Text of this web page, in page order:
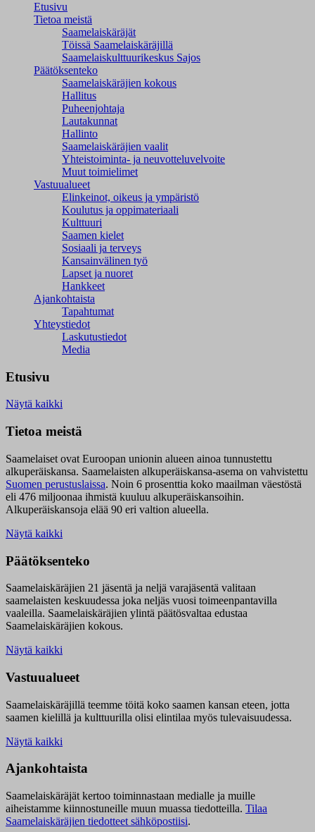
Etusivu
Tietoa meistä
Saamelaiskäräjät
Töissä Saamelaiskäräjillä
Saamelaiskulttuuri­keskus Sajos
Päätöksenteko
Saamelaiskäräjien kokous
Hallitus
Puheenjohtaja
Lautakunnat
Hallinto
Saamelaiskäräjien vaalit
Yhteistoiminta- ja neuvotteluvelvoite
Muut toimielimet
Vastuualueet
Elinkeinot, oikeus ja ympäristö
Koulutus ja oppimateriaali
Kulttuuri
Saamen kielet
Sosiaali ja terveys
Kansainvälinen työ
Lapset ja nuoret
Hankkeet
Ajankohtaista
Tapahtumat
Yhteystiedot
Laskutustiedot
Media
Etusivu
Näytä kaikki
Tietoa meistä
Saamelaiset ovat Euroopan unionin alueen ainoa tunnustettu
alkuperäiskansa. Saamelaisten alkuperäiskansa-asema on vahvistettu
Suomen perustuslaissa. Noin 6 prosenttia koko maailman väestöstä
eli 476 miljoonaa ihmistä kuuluu alkuperäiskansoihin.
Alkuperäiskansoja elää 90 eri valtion alueella.
Näytä kaikki
Päätöksenteko
Saamelaiskäräjien 21 jäsentä ja neljä varajäsentä valitaan
saamelaisten keskuudessa joka neljäs vuosi toimeenpantavilla
vaaleilla. Saamelaiskäräjien ylintä päätösvaltaa edustaa
Saamelaiskäräjien kokous.
Näytä kaikki
Vastuualueet
Saamelaiskäräjillä teemme töitä koko saamen kansan eteen, jotta
saamen kielillä ja kulttuurilla olisi elintilaa myös tulevaisuudessa.
Näytä kaikki
Ajankohtaista
Saamelaiskäräjät kertoo toiminnastaan medialle ja muille
aiheistamme kiinnostuneille muun muassa tiedotteilla. Tilaa
Saamelaiskäräjien tiedotteet sähköpostiisi.